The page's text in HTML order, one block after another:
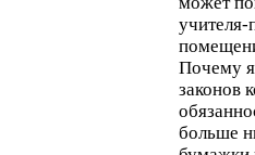
Почему
законов
больше